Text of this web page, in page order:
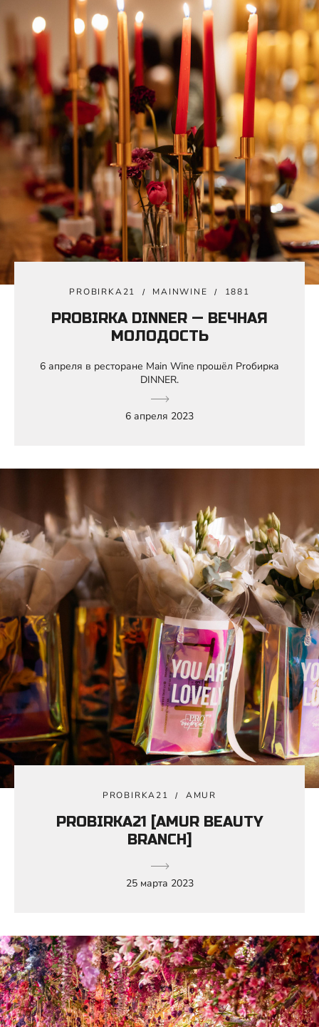
PROBIRKA21 MAINWINE 1881
PROBIRKA DINNER — ВЕЧНАЯ
МОЛОДОСТЬ
6 апреля в ресторане Main Wine прошёл Prобирка
DINNER.
6 апреля 2023
PROBIRKA21 AMUR
PROBIRKA21 [AMUR BEAUTY
BRANCH]
25 марта 2023